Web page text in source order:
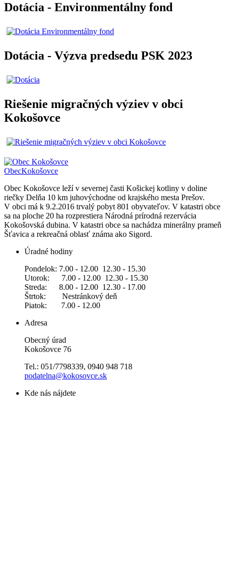
Dotácia - Environmentálny fond
Dotácia - Výzva predsedu PSK 2023
Riešenie migračných výziev v obci
Kokošovce
ObecKokošovce
Obec Kokošovce leží v severnej časti Košickej kotliny v doline
riečky Delňa 10 km juhovýchodne od krajského mesta Prešov.
V obci má k 9.2.2016 trvalý pobyt 801 obyvateľov. V katastri obce
sa na ploche 20 ha rozprestiera Národná prírodná rezervácia
Kokošovská dubina. V katastri obce sa nachádza minerálny prameň
Šťavica a rekreačná oblasť známa ako Sigord.
Úradné hodiny
Pondelok: 7.00 - 12.00 12.30 - 15.30
Utorok: 7.00 - 12.00 12.30 - 15.30
Streda: 8.00 - 12.00 12.30 - 17.00
Štrtok: Nestránkový deň
Piatok: 7.00 - 12.00
Adresa
Obecný úrad
Kokošovce 76
Tel.: 051/7798339, 0940 948 718
podatelna@kokosovce.sk
Kde nás nájdete